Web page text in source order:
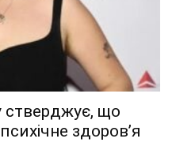
стверджує, що
здоров’я